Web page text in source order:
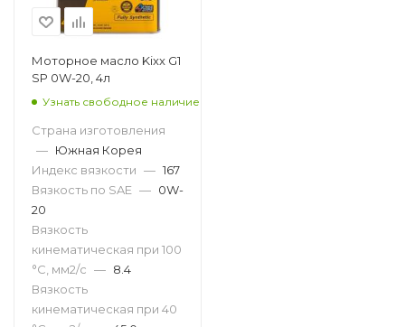
Моторное масло Kixx G1
SP 0W-20, 4л
Узнать свободное наличие
Страна изготовления
— Южная Корея
Индекс вязкости — 167
Вязкость по SAE — 0W-
20
Вязкость
кинематическая при 100
°С, мм2/с — 8.4
Вязкость
кинематическая при 40